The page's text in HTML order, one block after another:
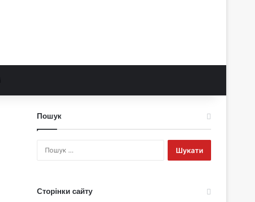
Пошук
Сторінки сайту